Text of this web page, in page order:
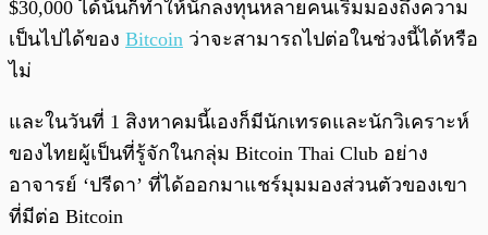
$30,000 ได้นั่นก็ทำให้นักลงทุนหลายคนเริ่มมองถึงความ
เป็นไปได้ของ Bitcoin ว่าจะสามารถไปต่อในช่วงนี้ได้หรือ
ไม่
และในวันที่ 1 สิงหาคมนี้เองก็มีนักเทรดและนักวิเคราะห์
ของไทยผู้เป็นที่รู้จักในกลุ่ม Bitcoin Thai Club อย่าง
อาจารย์ ‘ปรีดา’ ที่ได้ออกมาแชร์มุมมองส่วนตัวของเขา
ที่มีต่อ Bitcoin